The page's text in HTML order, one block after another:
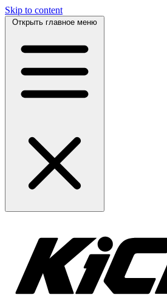
Skip to content
Открыть главное меню